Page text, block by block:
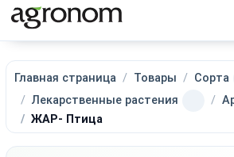
Главная страница Товары
Сорта
Лекарственные растения
ЖАР- Птица